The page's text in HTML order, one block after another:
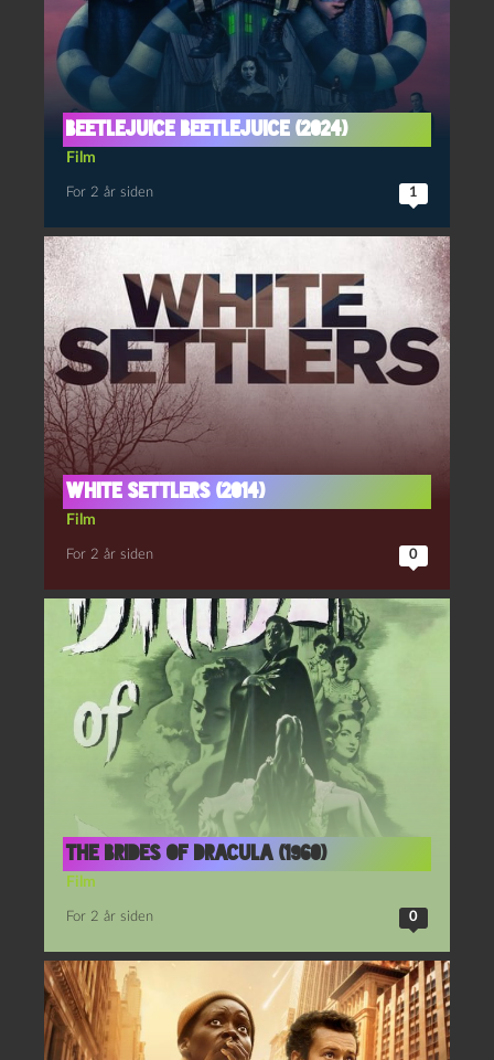
Beetlejuice Beetlejuice (2024)
Film
For 2 år siden 1
White settlers (2014)
Film
For 2 år siden 0
The Brides of Dracula (1960)
Film
For 2 år siden 0